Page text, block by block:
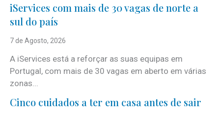
iServices com mais de 30 vagas de norte a
sul do país
7 de Agosto, 2026
A iServices está a reforçar as suas equipas em
Portugal, com mais de 30 vagas em aberto em várias
zonas...
Cinco cuidados a ter em casa antes de sair